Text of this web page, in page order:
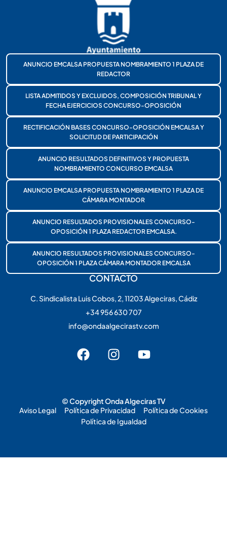
ANUNCIO EMCALSA PROPUESTA NOMBRAMIENTO 1 PLAZA DE
REDACTOR
LISTA ADMITIDOS Y EXCLUIDOS, COMPOSICIÓN TRIBUNAL Y
FECHA EJERCICIOS CONCURSO-OPOSICIÓN
RECTIFICACIÓN BASES CONCURSO-OPOSICIÓN EMCALSA Y
SOLICITUD DE PARTICIPACIÓN
ANUNCIO RESULTADOS DEFINITIVOS Y PROPUESTA
NOMBRAMIENTO CONCURSO EMCALSA
ANUNCIO EMCALSA PROPUESTA NOMBRAMIENTO 1 PLAZA DE
CÁMARA MONTADOR
ANUNCIO RESULTADOS PROVISIONALES CONCURSO-
OPOSICIÓN 1 PLAZA REDACTOR EMCALSA.
ANUNCIO RESULTADOS PROVISIONALES CONCURSO-
OPOSICIÓN 1 PLAZA CÁMARA MONTADOR EMCALSA
CONTACTO
C. Sindicalista Luis Cobos, 2, 11203 Algeciras, Cádiz
+34 956 630 707
info@ondaalgecirastv.com
© Copyright Onda Algeciras TV
Aviso Legal
Política de Privacidad
Política de Cookies
Política de Igualdad